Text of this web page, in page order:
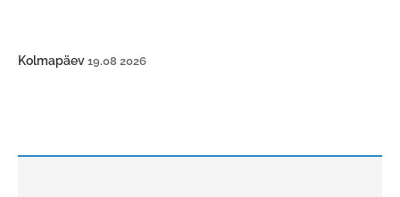
Kolmapäev 19.08 2026